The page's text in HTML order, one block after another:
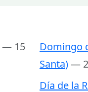
— 15
Domingo
Santa)—
Día de la